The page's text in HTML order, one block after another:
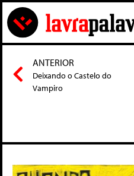
ANTERIOR
Deixando o Castelo do
Vampiro